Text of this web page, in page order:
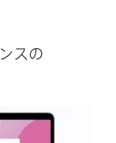
スの​